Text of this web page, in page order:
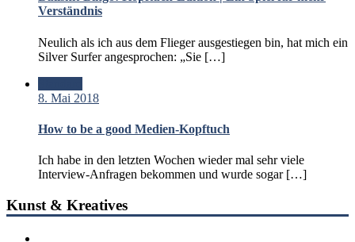
Verständnis
Neulich als ich aus dem Flieger ausgestiegen bin, hat mich ein
Silver Surfer angesprochen: „Sie […]
8. Mai 2018
How to be a good Medien-Kopftuch
Ich habe in den letzten Wochen wieder mal sehr viele
Interview-Anfragen bekommen und wurde sogar […]
Kunst & Kreatives